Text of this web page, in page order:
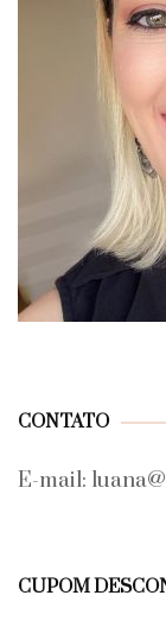
CONTATO
E-mail:
CUPOM